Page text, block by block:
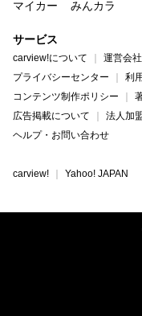
マイカー
みんカラ
サービス
carview!について 運営会社
プライバシーセンター
利
コンテンツ制作ポリシー
広告掲載について
法人加
ヘルプ・お問い合わせ
carview! Yahoo! JAPAN